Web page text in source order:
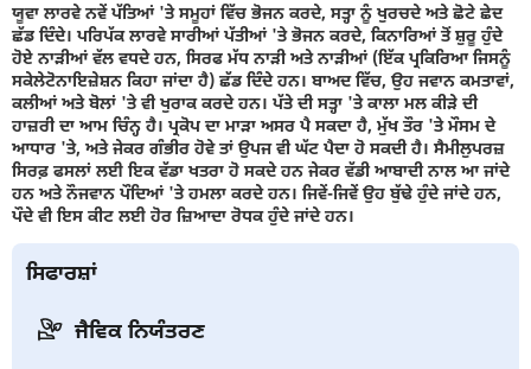
ਯੂਵਾ ਲਾਰਵੇ ਨਵੇਂ ਪੱਤਿਆਂ 'ਤੇ ਸਮੂਹਾਂ ਵਿੱਚ ਭੋਜਨ ਕਰਦੇ, ਸਤ੍ਹਾ ਨੂੰ ਖੁਰਚਦੇ ਅਤੇ ਛੋਟੇ ਛੇਦ
ਛੱਡ ਦਿੰਦੇ। ਪਰਿਪੱਕ ਲਾਰਵੇ ਸਾਰੀਆਂ ਪੱਤੀਆਂ 'ਤੇ ਭੋਜਨ ਕਰਦੇ, ਕਿਨਾਰਿਆਂ ਤੋਂ ਸ਼ੁਰੂ ਹੁੰਦੇ
ਹੋਏ ਨਾੜੀਆਂ ਵੱਲ ਵਧਦੇ ਹਨ, ਸਿਰਫ ਮੱਧ ਨਾੜੀ ਅਤੇ ਨਾੜੀਆਂ (ਇੱਕ ਪ੍ਰਕਿਰਿਆ ਜਿਸਨੂੰ
ਸਕੇਲੇਟੋਨਾਇਜ਼ੇਸ਼ਨ ਕਿਹਾ ਜਾਂਦਾ ਹੈ) ਛੱਡ ਦਿੰਦੇ ਹਨ। ਬਾਅਦ ਵਿੱਚ, ਉਹ ਜਵਾਨ ਕਮਤਾਵਾਂ,
ਕਲੀਆਂ ਅਤੇ ਬੋਲਾਂ 'ਤੇ ਵੀ ਖੁਰਾਕ ਕਰਦੇ ਹਨ। ਪੱਤੇ ਦੀ ਸਤ੍ਹਾ 'ਤੇ ਕਾਲਾ ਮਲ ਕੀੜੇ ਦੀ
ਹਾਜ਼ਰੀ ਦਾ ਆਮ ਚਿੰਨ੍ਹ ਹੈ। ਪ੍ਰਕੋਪ ਦਾ ਮਾੜਾ ਅਸਰ ਪੈ ਸਕਦਾ ਹੈ, ਮੁੱਖ ਤੌਰ 'ਤੇ ਮੌਸਮ ਦੇ
ਆਧਾਰ 'ਤੇ, ਅਤੇ ਜੇਕਰ ਗੰਭੀਰ ਹੋਵੇ ਤਾਂ ਉਪਜ ਵੀ ਘੱਟ ਪੈਦਾ ਹੋ ਸਕਦੀ ਹੈ। ਸੈਮੀਲੁਪਰਜ਼
ਸਿਰਫ਼ ਫਸਲਾਂ ਲਈ ਇਕ ਵੱਡਾ ਖਤਰਾ ਹੋ ਸਕਦੇ ਹਨ ਜੇਕਰ ਵੱਡੀ ਆਬਾਦੀ ਨਾਲ ਆ ਜਾਂਦੇ
ਹਨ ਅਤੇ ਨੌਜਵਾਨ ਪੌਦਿਆਂ 'ਤੇ ਹਮਲਾ ਕਰਦੇ ਹਨ। ਜਿਵੇਂ-ਜਿਵੇਂ ਉਹ ਬੁੱਢੇ ਹੁੰਦੇ ਜਾਂਦੇ ਹਨ,
ਪੌਦੇ ਵੀ ਇਸ ਕੀਟ ਲਈ ਹੋਰ ਜ਼ਿਆਦਾ ਰੋਧਕ ਹੁੰਦੇ ਜਾਂਦੇ ਹਨ।
ਸਿਫਾਰਸ਼ਾਂ
ਜੈਵਿਕ ਨਿਯੰਤਰਣ